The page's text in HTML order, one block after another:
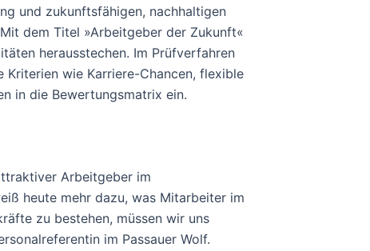
und zukunftsfähigen, nachhaltigen
dem Titel »Arbeitgeber der Zukunft«
herausstechen. Im Prüfverfahren
wie Karriere-Chancen, flexible
in die Bewertungsmatrix ein.
Arbeitgeber im
heute mehr dazu, was Mitarbeiter im
zu bestehen, müssen wir uns
im Passauer Wolf.